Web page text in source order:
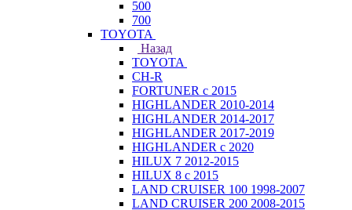
500
700
TOYOTA
Назад
TOYOTA
CH-R
FORTUNER с 2015
HIGHLANDER 2010-2014
HIGHLANDER 2014-2017
HIGHLANDER 2017-2019
HIGHLANDER с 2020
HILUX 7 2012-2015
HILUX 8 с 2015
LAND CRUISER 100 1998-2007
LAND CRUISER 200 2008-2015